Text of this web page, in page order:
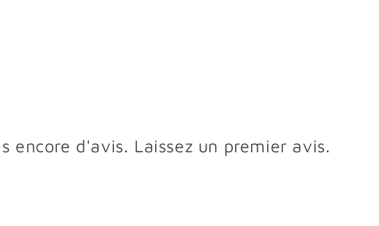
encore d'avis. Laissez un premier avis.